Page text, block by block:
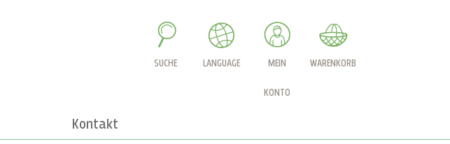
SUCHE LANGUAGE MEIN
KONTO
WARENKORB
Kontakt